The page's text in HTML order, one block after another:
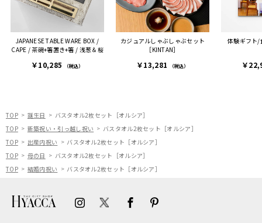
JAPANESE TABLE WARE BOX /
CAPE / 茶碗+箸置き+箸 / 浅葱＆桜
￥10,285 （税込）
カジュアルしゃぶしゃぶセット
［KINTAN］
￥13,281 （税込）
体験ギフト/
￥
TOP 誕生日
バスタオル2枚セット［オルシア］
TOP
新築祝い・引っ越し祝い
バスタオル2枚セット［オルシア］
TOP
出産内祝い
バスタオル2枚セット［オルシア］
TOP
母の日
バスタオル2枚セット［オルシア］
TOP
結婚内祝い バスタオル2枚セット［オルシア］